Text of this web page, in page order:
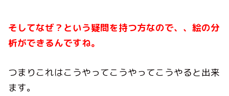
そしてなぜ？という疑問を持つ方なので、、絵の分
析ができるんですね。
つまりこれはこうやってこうやってこうやると出来
ます。